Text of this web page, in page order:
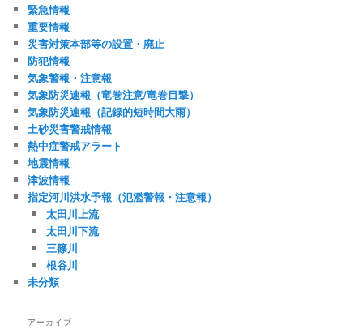
緊急情報
重要情報
災害対策本部等の設置・廃止
防犯情報
気象警報・注意報
気象防災速報（竜巻注意/竜巻目撃）
気象防災速報（記録的短時間大雨）
土砂災害警戒情報
熱中症警戒アラート
地震情報
津波情報
指定河川洪水予報（氾濫警報・注意報）
太田川上流
太田川下流
三篠川
根谷川
未分類
アーカイブ